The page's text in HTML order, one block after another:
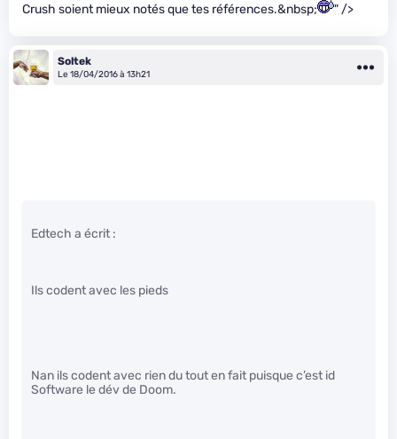
Crush soient mieux notés que tes références.&nbsp;
" />
Soltek
Le 18/04/2016 à 13h21
Edtech a écrit :
Ils codent avec les pieds
Nan ils codent avec rien du tout en fait puisque c’est id
Software le dév de Doom.